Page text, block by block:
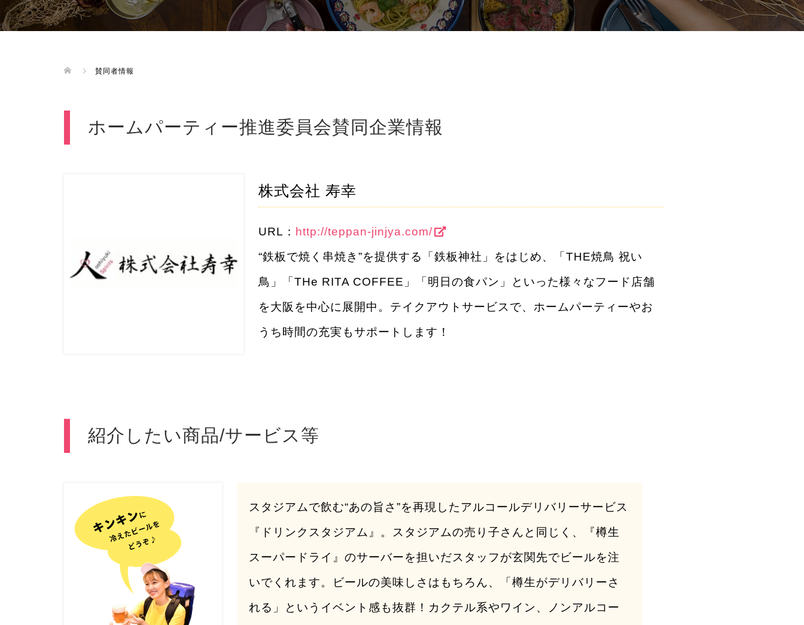
賛同者情報
ホームパーティー推進委員会賛同企業情報
株式会社 寿幸
URL： http://teppan-jinjya.com/
“鉄板で焼く串焼き”を提供する「鉄板神社」をはじめ、「THE焼鳥 祝い
鳥」「THe RITA COFFEE」「明日の食パン」といった様々なフード店舗
を大阪を中心に展開中。テイクアウトサービスで、ホームパーティーやお
うち時間の充実もサポートします！
紹介したい商品/サービス等
スタジアムで飲む“あの旨さ”を再現したアルコールデリバリーサービス
『ドリンクスタジアム』。スタジアムの売り子さんと同じく、『樽生
スーパードライ』のサーバーを担いだスタッフが玄関先でビールを注
いでくれます。ビールの美味しさはもちろん、「樽生がデリバリーさ
れる」というイベント感も抜群！カクテル系やワイン、ノンアルコー